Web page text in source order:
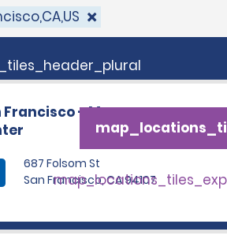
Francisco – Moscone
687 Folsom St
San Francisco, CA 94107